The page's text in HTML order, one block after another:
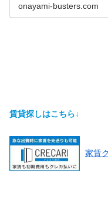
onayami-busters.com
賃貸探しはこちら↓
家賃